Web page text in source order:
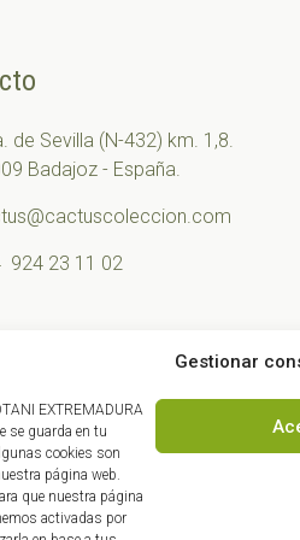
Gestionar
EXTREMADURA
se guarda en tu
cookies son
página web.
que nuestra página
activadas por
de Sevilla (N-432) km. 1,8.
Badajoz - España.
924 23 11 02
© 2026 Cactus Colección •